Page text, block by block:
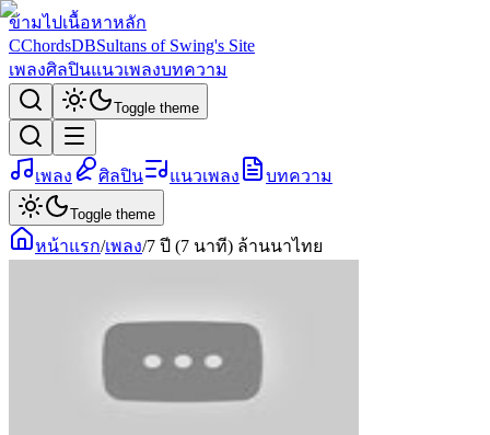
ข้ามไปเนื้อหาหลัก
CChordsDBSultans of Swing's Site
เพลงศิลปินแนวเพลงบทความ
Toggle theme
เพลง ศิลปิน แนวเพลง บทความ
Toggle theme
หน้าแรก/เพลง/7 ปี (7 นาที) ล้านนาไทย